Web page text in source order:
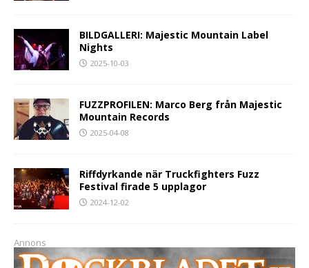
BILDGALLERI: Majestic Mountain Label
Nights
2025-10-03
FUZZPROFILEN: Marco Berg från Majestic
Mountain Records
2025-04-08
Riffdyrkande när Truckfighters Fuzz
Festival firade 5 upplagor
2024-12-02
Annons